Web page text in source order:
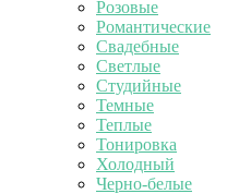
Розовые
Романтические
Свадебные
Светлые
Студийные
Темные
Теплые
Тонировка
Холодный
Черно-белые